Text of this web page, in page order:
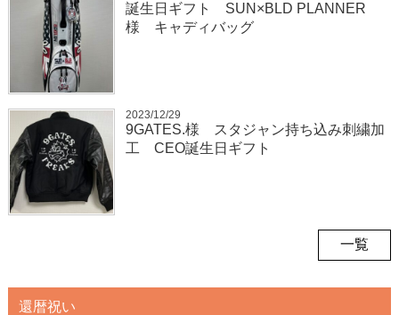
誕生日ギフト SUN×BLD PLANNER
様 キャディバッグ
2023/12/29
9GATES.様 スタジャン持ち込み刺繍加
工 CEO誕生日ギフト
一覧
還暦祝い